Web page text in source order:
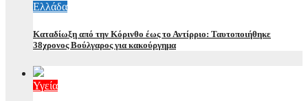
Ελλάδα
Καταδίωξη από την Κόρινθο έως το Αντίρριο: Ταυτοποιήθηκε
38χρονος Βούλγαρος για κακούργημα
Υγεία